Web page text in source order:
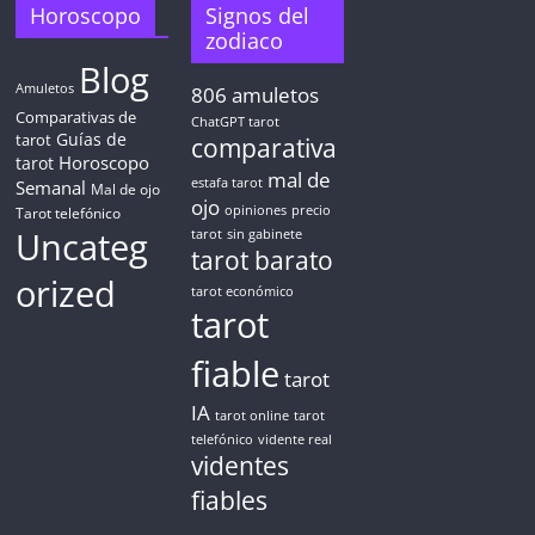
Horoscopo
Amuletos Blog
Comparativas de
tarot Guías de
tarot Horoscopo
Semanal Mal de ojo
Tarot telefónico
Uncateg
orized
Signos del
zodiaco
806 amuletos
ChatGPT tarot
comparativa
estafa tarot mal de
ojo opiniones precio
tarot sin gabinete
tarot barato
tarot económico
tarot
fiable tarot
IA tarot online tarot
telefónico vidente real
videntes
fiables